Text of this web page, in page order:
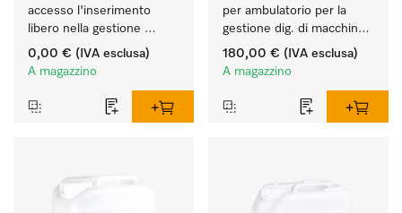
accesso l'inserimento
libero nella gestione
digitale delle macchine
Miele Professional.
0,00 € (IVA esclusa)
A magazzino
per ambulatorio per la
gestione dig. di macchine
Miele Professional con
tracciabilità processi.
180,00 € (IVA esclusa)
A magazzino